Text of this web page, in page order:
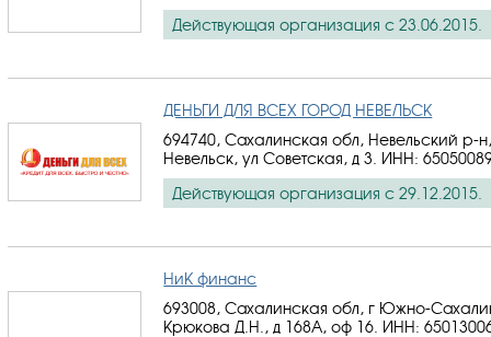
Действующая организация с 23.06.2015.
ДЕНЬГИ ДЛЯ ВСЕХ ГОРОД НЕВЕЛЬСК
694740, Сахалинская обл, Невельский р-
Невельск, ул Советская, д 3. ИНН:
Действующая организация с 29.12.2015.
НиК финанс
693008, Сахалинская обл, г Южно-
Крюкова Д.Н., д 168А, оф 16. ИНН: